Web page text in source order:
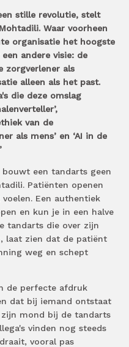
stille revolutie, stelt
Waar voorheen
organisatie het hoogste
andere visie: de
zorgverlener als
alleen als het past.
die deze omslag
van de
als mens’ en ‘AI in de
een tandarts geen
Patiënten openen
Een authentiek
en kun je in een halve
tandarts die over zijn
laat zien dat de patiënt
weg en schept
de perfecte afdruk
dat bij iemand ontstaat
mond bij de tandarts
vinden nog steeds
vooral pas